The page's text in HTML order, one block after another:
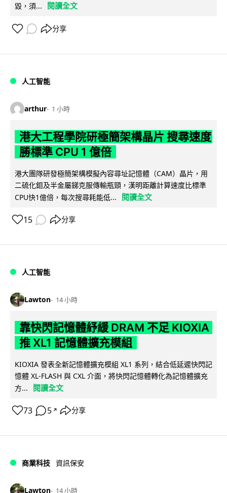
毀，須...
閱讀全文
分享
人工智能
arthur 1 小時
港大工程學院研極簡架構晶片 搜尋速度
勝標準 CPU 1 億倍
港大團隊研發極簡架構模擬內容尋址記憶體（CAM）晶片，用
二硫化鉬及半金屬銻克服傳輸瓶頸，漢明距離計算速度比標準
CPU快1億倍，每次搜尋耗能低...
閱讀全文
15 分享
人工智能
Lawton 14 小時
靠快閃記憶體紓緩 DRAM 不足 KIOXIA
推 XL1 記憶體擴充模組
KIOXIA 發表全新記憶體擴充模組 XL1 系列，結合低延遲快閃記
憶體 XL-FLASH 與 CXL 介面，將快閃記憶體轉化為記憶體擴充
方...
閱讀全文
73 5 ↗ 分享
商業科技 資訊保安
Lawton 14 小時